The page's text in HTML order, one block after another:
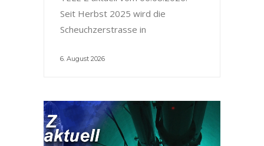
Seit Herbst 2025 wird die
Scheuchzerstrasse in
6. August 2026